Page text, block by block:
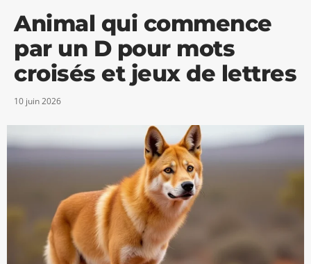
Animal qui commence
par un D pour mots
croisés et jeux de lettres
10 juin 2026